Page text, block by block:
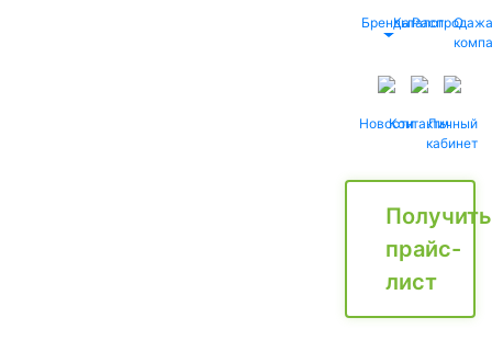
БрендыКаталог
Распродажа
О
НовостиКонтактыЛичный
кабинет
Получить
прайс-
лист